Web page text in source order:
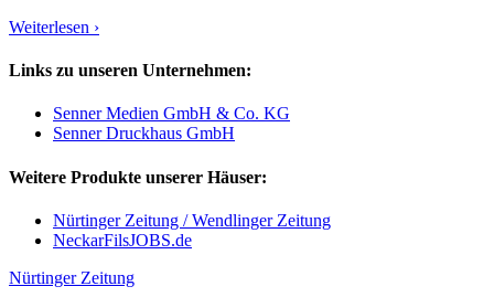
Weiterlesen ›
Links zu unseren Unternehmen:
Senner Medien GmbH & Co. KG
Senner Druckhaus GmbH
Weitere Produkte unserer Häuser:
Nürtinger Zeitung / Wendlinger Zeitung
NeckarFilsJOBS.de
Nürtinger Zeitung